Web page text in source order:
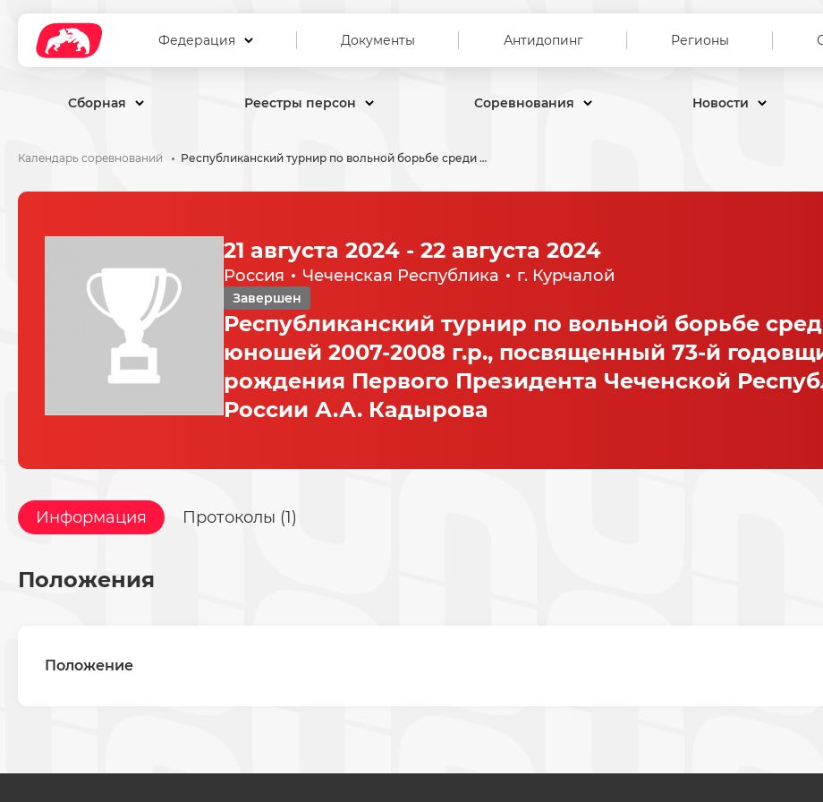
Федерация Документы Антидопинг Регионы
Сборная Реестры персон Соревнования Новости
Календарь соревнований Республиканский турнир по вольной борьбе среди мужчин и юношей 2007-2008 г.р., посвященный 73-й годовщине со дня рождения Первого Президента Чеченской Республики, Героя России А.А. Кадырова
21 августа 2024 - 22 августа 2024
Россия Чеченская Республика г. Курчалой
Завершен
Республиканский турнир по вольной борьбе
юношей 2007-2008 г.р., посвященный 73-й
рождения Первого Президента Чеченской
России А.А. Кадырова
Информация Протоколы (1)
Положения
Положение